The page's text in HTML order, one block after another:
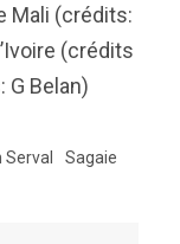
Mali (crédits:
(crédits
G Belan)
Sagaie